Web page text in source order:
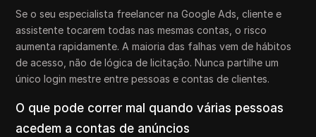
Se o seu especialista freelancer na Google Ads, cliente e
assistente tocarem todas nas mesmas contas, o risco
aumenta rapidamente. A maioria das falhas vem de hábitos
de acesso, não de lógica de licitação. Nunca partilhe um
único login mestre entre pessoas e contas de clientes.
O que pode correr mal quando várias pessoas
acedem a contas de anúncios